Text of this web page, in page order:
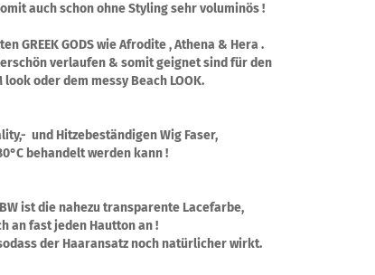
auch schon ohne Styling sehr voluminös !
GREEK GODS wie Afrodite , Athena & Hera .
verlaufen & somit geignet sind für den
look oder dem messy Beach LOOK.
und Hitzebeständigen Wig Faser,
behandelt werden kann !
ist die nahezu transparente Lacefarbe,
an fast jeden Hautton an !
der Haaransatz noch natürlicher wirkt.